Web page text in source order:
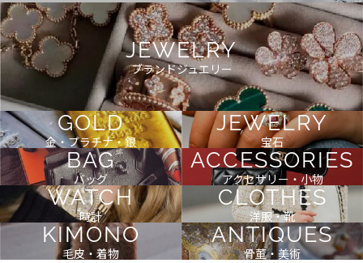
JEWELRY
ブランドジュエリー
GOLD
金・プラチナ・銀
JEWELRY
宝石
BAG
バッグ
ACCESSORIES
アクセサリー・小物
WATCH
時計
CLOTHES
洋服・靴
KIMONO
毛皮・着物
ANTIQUES
骨董・美術